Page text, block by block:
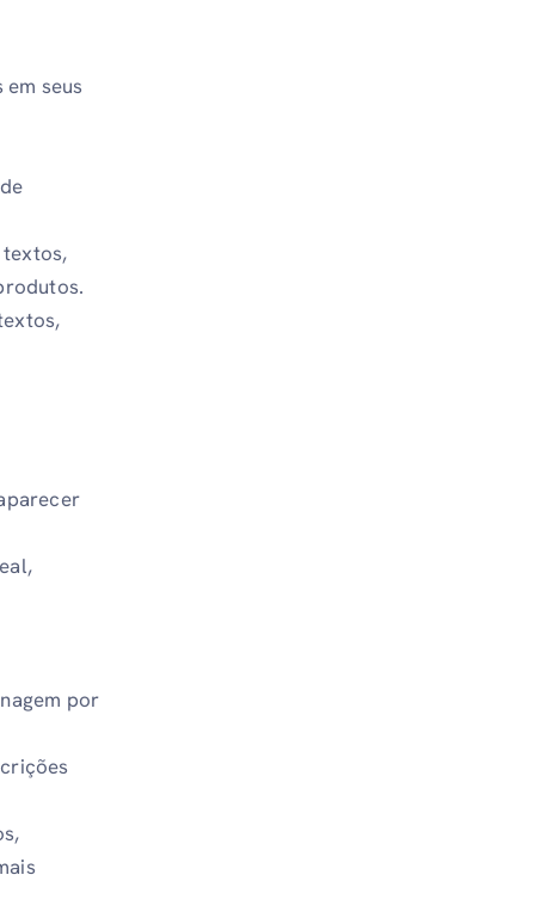
seus
textos,
por